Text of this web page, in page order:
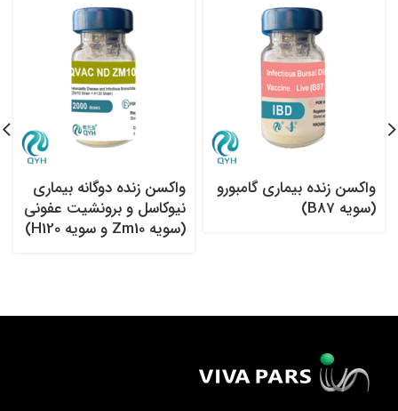
واکسن زنده بیماری گامبورو
(سویه B87)
واکسن زنده دوگانه بیماری
نیوکاسل و برونشیت عفونی
(سویه Zm10 و سویه H120)